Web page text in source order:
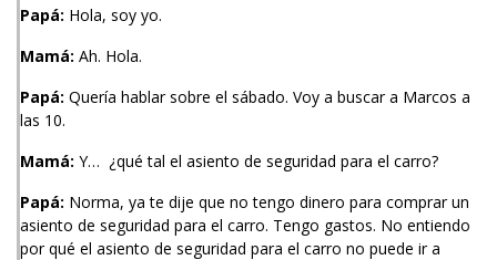
Papá: Hola, soy yo.
Mamá: Ah. Hola.
Papá: Quería hablar sobre el sábado. Voy a buscar a Marcos a
las 10.
Mamá: Y… ¿qué tal el asiento de seguridad para el carro?
Papá: Norma, ya te dije que no tengo dinero para comprar un
asiento de seguridad para el carro. Tengo gastos. No entiendo
por qué el asiento de seguridad para el carro no puede ir a